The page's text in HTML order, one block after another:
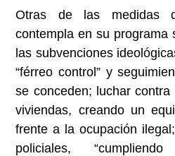
Otras de las medidas
contempla en su programa
las subvenciones
“férreo control” y
se conceden; luchar
viviendas, creando un
frente a la ocupación
policiales,